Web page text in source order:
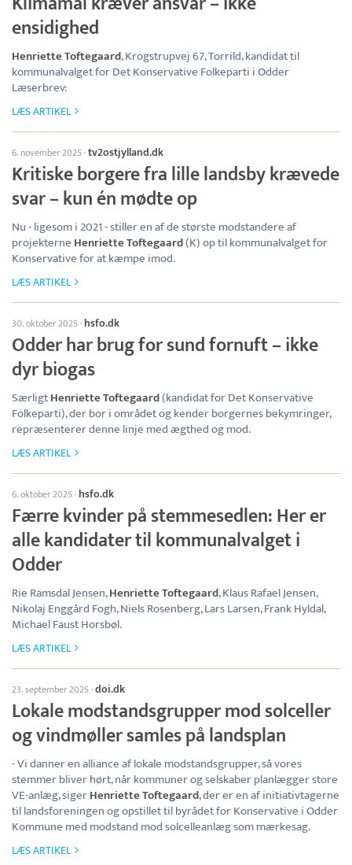
ensidighed
Henriette Toftegaard, Krogstrupvej 67, Torrild, kandidat til
kommunalvalget for Det Konservative Folkeparti i Odder
Læserbrev:
LÆS ARTIKEL
6. november 2025·tv2ostjylland.dk
Kritiske borgere fra lille landsby krævede
svar – kun én mødte op
Nu - ligesom i 2021 - stiller en af de største modstandere af
projekterne Henriette Toftegaard(K) op til kommunalvalget for
Konservative for at kæmpe imod.
LÆS ARTIKEL
30. oktober 2025· hsfo.dk
Odder har brug for sund fornuft – ikke
dyr biogas
SærligtHenriette Toftegaard(kandidat for Det Konservative
Folkeparti), der bor i området og kender borgernes bekymringer,
repræsenterer denne linje med ægthed og mod.
LÆS ARTIKEL
6. oktober 2025· hsfo.dk
Færre kvinder på stemmesedlen: Her er
alle kandidater til kommunalvalget i
Odder
Rie Ramsdal Jensen,Henriette Toftegaard, Klaus Rafael Jensen,
Nikolaj Enggård Fogh, Niels Rosenberg, Lars Larsen, Frank Hyldal,
Michael Faust Horsbøl.
LÆS ARTIKEL
23. september 2025·doi.dk
Lokale modstandsgrupper mod solceller
og vindmøller samles på landsplan
- Vi danner en alliance af lokale modstandsgrupper, så vores
stemmer bliver hørt, når kommuner og selskaber planlægger store
VE-anlæg, sigerHenriette Toftegaard, der er en af initiativtagerne
til landsforeningen og opstillet til byrådet for Konservative i Odder
Kommune med modstand mod solcelleanlæg som mærkesag.
LÆS ARTIKEL